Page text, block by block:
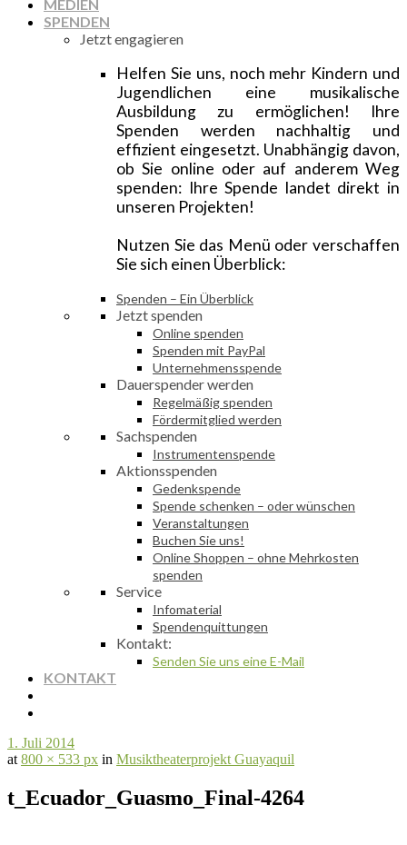
MEDIEN
SPENDEN
Jetzt engagieren
Helfen Sie uns, noch mehr Kindern und
Jugendlichen eine musikalische
Ausbildung zu ermöglichen! Ihre
Spenden werden nachhaltig und
effizient eingesetzt. Unabhängig davon,
ob Sie online oder auf anderem Weg
spenden: Ihre Spende landet direkt in
unseren Projekten!
Nutzen Sie das Menü oder verschaffen
Sie sich einen Überblick:
Spenden – Ein Überblick
Jetzt spenden
Online spenden
Spenden mit PayPal
Unternehmensspende
Dauerspender werden
Regelmäßig spenden
Fördermitglied werden
Sachspenden
Instrumentenspende
Aktionsspenden
Gedenkspende
Spende schenken – oder wünschen
Veranstaltungen
Buchen Sie uns!
Online Shoppen – ohne Mehrkosten
spenden
Service
Infomaterial
Spendenquittungen
Kontakt:
Senden Sie uns eine E-Mail
KONTAKT
1. Juli 2014
at 800 × 533 px in Musiktheaterprojekt Guayaquil
t_Ecuador_Guasmo_Final-4264